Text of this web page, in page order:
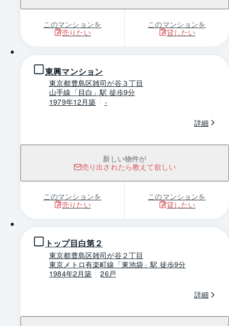
このマンションを
売りたい
このマンションを
貸したい
東興マンション
東京都豊島区雑司が谷３丁目
山手線「目白」駅 徒歩9分
1979年12月築
-
詳細
新しい物件が
売り出されたら教えて欲しい
このマンションを
売りたい
このマンションを
貸したい
トップ目白第２
東京都豊島区雑司が谷２丁目
東京メトロ有楽町線「東池袋」駅 徒歩9分
1984年2月築
26戸
詳細